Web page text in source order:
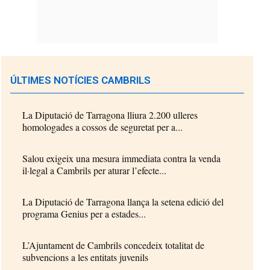
ÚLTIMES NOTÍCIES CAMBRILS
La Diputació de Tarragona lliura 2.200 ulleres
homologades a cossos de seguretat per a...
Salou exigeix una mesura immediata contra la venda
il·legal a Cambrils per aturar l’efecte...
La Diputació de Tarragona llança la setena edició del
programa Genius per a estades...
L’Ajuntament de Cambrils concedeix totalitat de
subvencions a les entitats juvenils